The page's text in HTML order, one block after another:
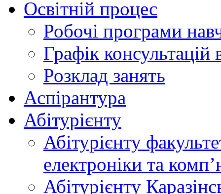
Освітній процес
Робочі програми
Графік консультацій
Розклад занять
Аспірантура
Абітурієнту
Абітурієнту
електроніки та
Абітурієнту